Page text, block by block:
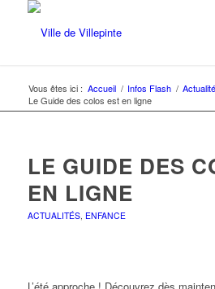
Vous êtes ici : Accueil / Infos Flash /
Le Guide des colos est en ligne
LE GUIDE DES
EN LIGNE
ACTUALITÉS, ENFANCE